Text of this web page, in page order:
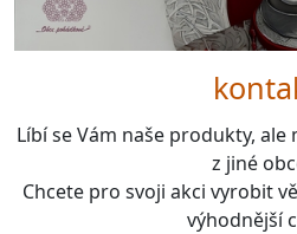
Líbí se Vám naše produkty,
z jiné
Chcete pro svoji akci vyrobit
výhodnější